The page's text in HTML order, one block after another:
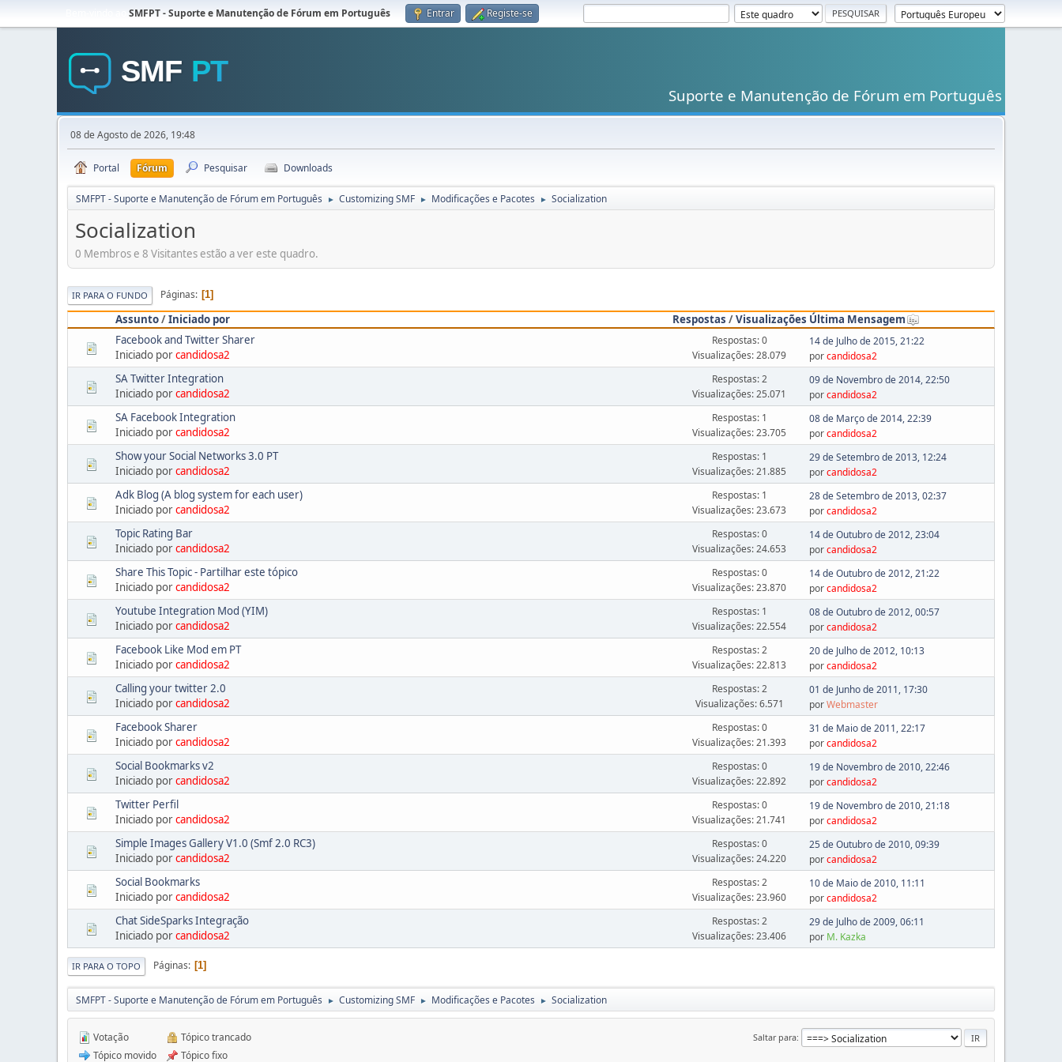
SMFPT - Suporte e Manutenção de Fórum em Português Entrar Registe-se
Suporte e Manutenção de Fórum em Português
08 de Agosto de 2026, 19:48
Portal Fórum Pesquisar Downloads
SMFPT - Suporte e Manutenção de Fórum em Português ► Customizing SMF ► Modificações e Pacotes ► Socialization
Socialization
0 Membros e 8 Visitantes estão a ver este quadro.
IR PARA O FUNDO Páginas 1
Assunto/Iniciado por Respostas /Visualizações Última Mensagem
Facebook and Twitter Sharer
Iniciado porcandidosa2
Respostas: 0
Visualizações: 28.079
14 de Julho de 2015, 21:22
porcandidosa2
SA Twitter Integration
Iniciado porcandidosa2
Respostas: 2
Visualizações: 25.071
09 de Novembro de 2014, 22:50
porcandidosa2
SA Facebook Integration
Iniciado porcandidosa2
Respostas: 1
Visualizações: 23.705
08 de Março de 2014, 22:39
porcandidosa2
Show your Social Networks 3.0 PT
Iniciado porcandidosa2
Respostas: 1
Visualizações: 21.885
29 de Setembro de 2013, 12:24
porcandidosa2
Adk Blog (A blog system for each user)
Iniciado porcandidosa2
Respostas: 1
Visualizações: 23.673
28 de Setembro de 2013, 02:37
porcandidosa2
Topic Rating Bar
Iniciado porcandidosa2
Respostas: 0
Visualizações: 24.653
14 de Outubro de 2012, 23:04
porcandidosa2
Share This Topic - Partilhar este tópico
Iniciado porcandidosa2
Respostas: 0
Visualizações: 23.870
14 de Outubro de 2012, 21:22
porcandidosa2
Youtube Integration Mod (YIM)
Iniciado porcandidosa2
Respostas: 1
Visualizações: 22.554
08 de Outubro de 2012, 00:57
porcandidosa2
Facebook Like Mod em PT
Iniciado porcandidosa2
Respostas: 2
Visualizações: 22.813
20 de Julho de 2012, 10:13
porcandidosa2
Calling your twitter 2.0
Iniciado porcandidosa2
Respostas: 2
Visualizações: 6.571
01 de Junho de 2011, 17:30
porWebmaster
Facebook Sharer
Iniciado porcandidosa2
Respostas: 0
Visualizações: 21.393
31 de Maio de 2011, 22:17
porcandidosa2
Social Bookmarks v2
Iniciado porcandidosa2
Respostas: 0
Visualizações: 22.892
19 de Novembro de 2010, 22:46
porcandidosa2
Twitter Perfil
Iniciado porcandidosa2
Respostas: 0
Visualizações: 21.741
19 de Novembro de 2010, 21:18
porcandidosa2
Simple Images Gallery V1.0 (Smf 2.0 RC3)
Iniciado porcandidosa2
Respostas: 0
Visualizações: 24.220
25 de Outubro de 2010, 09:39
porcandidosa2
Social Bookmarks
Iniciado porcandidosa2
Respostas: 2
Visualizações: 23.960
10 de Maio de 2010, 11:11
porcandidosa2
Chat SideSparks Integração
Iniciado porcandidosa2
Respostas: 2
Visualizações: 23.406
29 de Julho de 2009, 06:11
por M. Kazka
IR PARA O TOPO Páginas 1
SMFPT - Suporte e Manutenção de Fórum em Português ► Customizing SMF ► Modificações e Pacotes ► Socialization
Saltar para
Votação
Tópico movido
Tópico trancado
Tópico fixo